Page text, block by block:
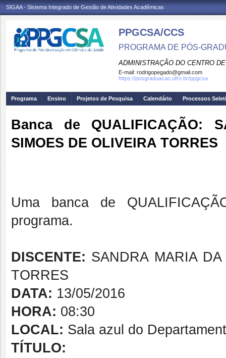
SIGAA - Sistema Integrado de Gestão de Atividades Acadêmicas
PPGCSA/CCS
PROGRAMA DE PÓS-
ADMINISTRAÇÃO DO CENTRO
E-mail: rodrigopegado@gmail.com
https://posgraduacao.ufrn.br/ppgcsa
Programa Ensino Projetos de Pesquisa Calendário Processos
Banca de QUALIFICAÇÃO:
SIMOES DE OLIVEIRA TORRES
Uma banca de
programa.
DISCENTE: SANDRA MARIA
TORRES
DATA: 13/05/2016
HORA: 08:30
LOCAL: Sala azul do
TÍTULO: